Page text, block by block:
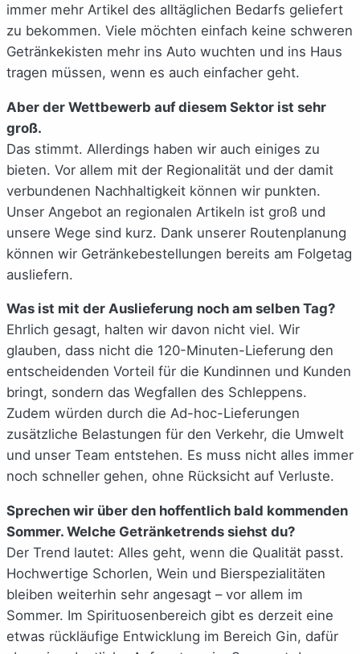
immer mehr Artikel des alltäglichen Bedarfs geliefert
zu bekommen. Viele möchten einfach keine schweren
Getränkekisten mehr ins Auto wuchten und ins Haus
tragen müssen, wenn es auch einfacher geht.
Aber der Wettbewerb auf diesem Sektor ist sehr
groß.
Das stimmt. Allerdings haben wir auch einiges zu
bieten. Vor allem mit der Regionalität und der damit
verbundenen Nachhaltigkeit können wir punkten.
Unser Angebot an regionalen Artikeln ist groß und
unsere Wege sind kurz. Dank unserer Routenplanung
können wir Getränkebestellungen bereits am Folgetag
ausliefern.
Was ist mit der Auslieferung noch am selben Tag?
Ehrlich gesagt, halten wir davon nicht viel. Wir
glauben, dass nicht die 120-Minuten-Lieferung den
entscheidenden Vorteil für die Kundinnen und Kunden
bringt, sondern das Wegfallen des Schleppens.
Zudem würden durch die Ad-hoc-Lieferungen
zusätzliche Belastungen für den Verkehr, die Umwelt
und unser Team entstehen. Es muss nicht alles immer
noch schneller gehen, ohne Rücksicht auf Verluste.
Sprechen wir über den hoffentlich bald kommenden
Sommer. Welche Getränketrends siehst du?
Der Trend lautet: Alles geht, wenn die Qualität passt.
Hochwertige Schorlen, Wein und Bierspezialitäten
bleiben weiterhin sehr angesagt – vor allem im
Sommer. Im Spirituosenbereich gibt es derzeit eine
etwas rückläufige Entwicklung im Bereich Gin, dafür